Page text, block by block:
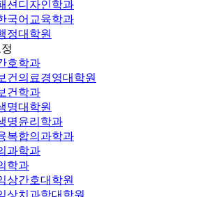
션디자인학과
국어교육학과
정대학원
호학과
건의료경영대학원
건학과
명대학원
명윤리학과
복합의과학과
과학과
학과
상간호대학원